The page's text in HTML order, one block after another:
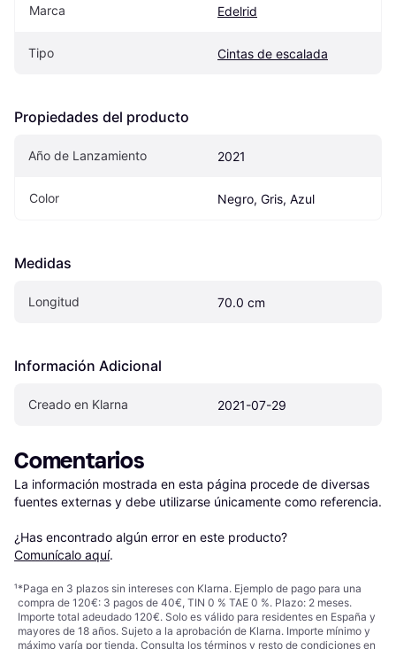
Marca Edelrid
Tipo Cintas de escalada
Propiedades del producto
Año de Lanzamiento 2021
Color Negro, Gris, Azul
Medidas
Longitud 70.0 cm
Información Adicional
Creado en Klarna 2021-07-29
Comentarios
La información mostrada en esta página procede de diversas
fuentes externas y debe utilizarse únicamente como referencia.
¿Has encontrado algún error en este producto?
Comunícalo aquí.
¹*Paga en 3 plazos sin intereses con Klarna. Ejemplo de pago para una
compra de 120€: 3 pagos de 40€, TIN 0 % TAE 0 %. Plazo: 2 meses.
Importe total adeudado 120€. Solo es válido para residentes en España y
mayores de 18 años. Sujeto a la aprobación de Klarna. Importe mínimo y
máximo varía por tienda. Consulta los términos y resto de condiciones en